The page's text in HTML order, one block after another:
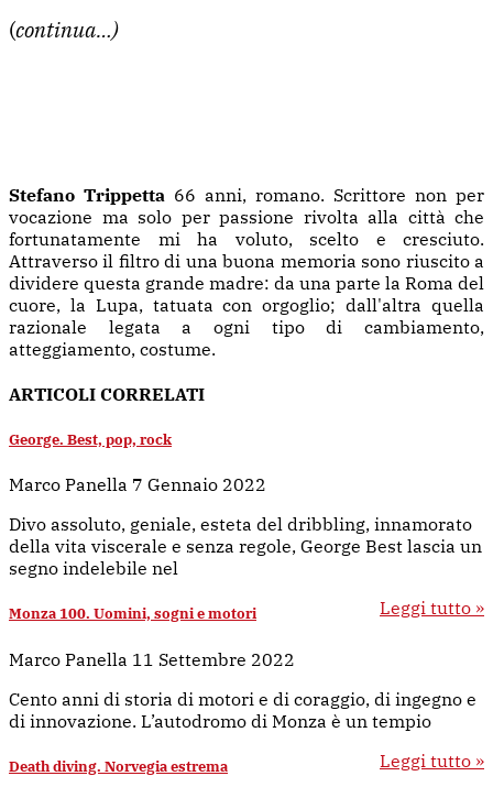
(continua…)
Stefano Trippetta 66 anni, romano. Scrittore non per
vocazione ma solo per passione rivolta alla città che
fortunatamente mi ha voluto, scelto e cresciuto.
Attraverso il filtro di una buona memoria sono riuscito a
dividere questa grande madre: da una parte la Roma del
cuore, la Lupa, tatuata con orgoglio; dall'altra quella
razionale legata a ogni tipo di cambiamento,
atteggiamento, costume.
ARTICOLI CORRELATI
George. Best, pop, rock
Marco Panella 7 Gennaio 2022
Divo assoluto, geniale, esteta del dribbling, innamorato
della vita viscerale e senza regole, George Best lascia un
segno indelebile nel
Leggi tutto »
Monza 100. Uomini, sogni e motori
Marco Panella 11 Settembre 2022
Cento anni di storia di motori e di coraggio, di ingegno e
di innovazione. L’autodromo di Monza è un tempio
Leggi tutto »
Death diving. Norvegia estrema